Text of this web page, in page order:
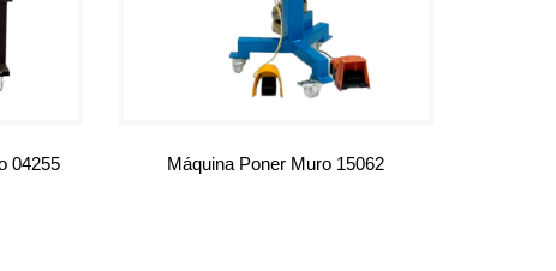
04255 Máquina Poner Muro 15062